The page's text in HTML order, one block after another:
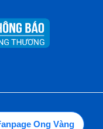
Ong Vàng